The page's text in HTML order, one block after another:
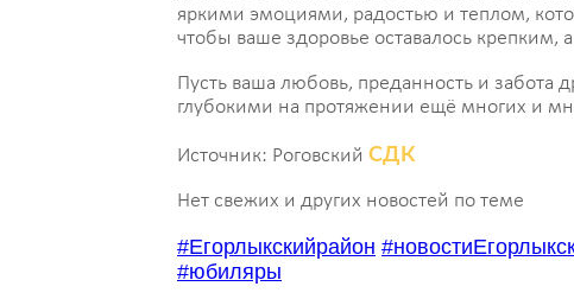
яркими эмоциями, радостью и теплом,
чтобы ваше здоровье оставалось крепким,
Пусть ваша любовь, преданность и забота
глубокими на протяжении ещё многих и
Источник: Роговский СДК
Нет свежих и других новостей по теме
#Егорлыкскийрайон
#юбиляры